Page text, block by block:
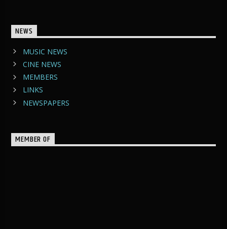
NEWS
MUSIC NEWS
CINE NEWS
MEMBERS
LINKS
NEWSPAPERS
MEMBER OF